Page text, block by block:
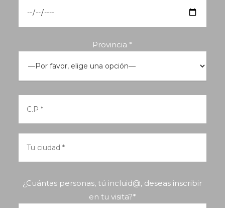
Provincia *
¿Cuántas personas, tú incluid@, deseas inscribir
en tu visita?*